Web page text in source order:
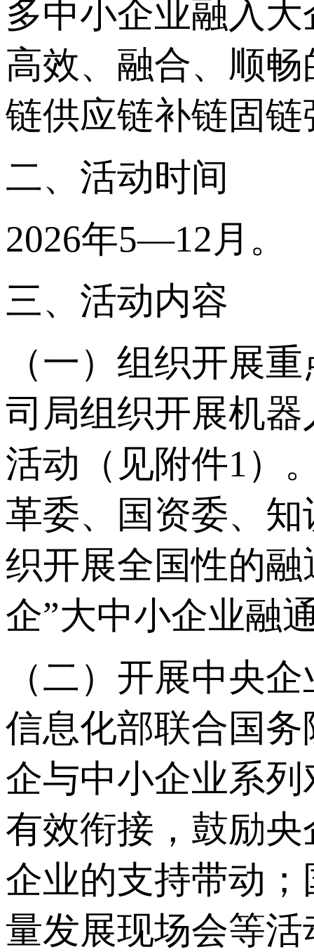
多中小企业融入
高效、融合、顺
链供应链补链固
二、活动时间
2026年5—12月。
三、活动内容
（一）组织开展
司局组织开展机
活动（见附件1）
革委、国资委、
织开展全国性的
企”大中小企业融
（二）开展中央
信息化部联合国
企与中小企业系
有效衔接，鼓励
企业的支持带动
量发展现场会等